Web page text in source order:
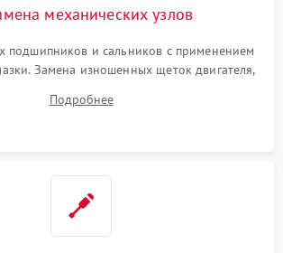
механических узлов
подшипников и сальников с применением
Замена изношенных щеток двигателя,
резиновой манжеты.
Подробнее